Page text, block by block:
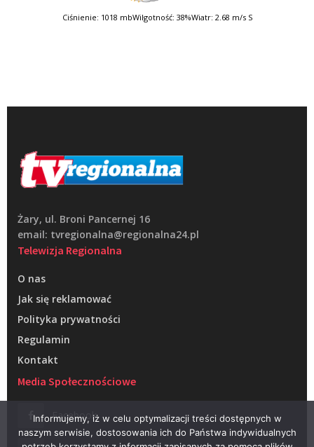
Ciśnienie: 1018 mbWilgotność: 38%Wiatr: 2.68 m/s S
Żary, ul. Broni Pancernej 16
email: tvregionalna@regionalna24.pl
Telewizja Regionalna
O nas
Jak się reklamować
Polityka prywatności
Regulamin
Kontakt
Media Społecznościowe
Facebook
Informujemy, iż w celu optymalizacji treści dostępnych w
naszym serwisie, dostosowania ich do Państwa indywidualnych